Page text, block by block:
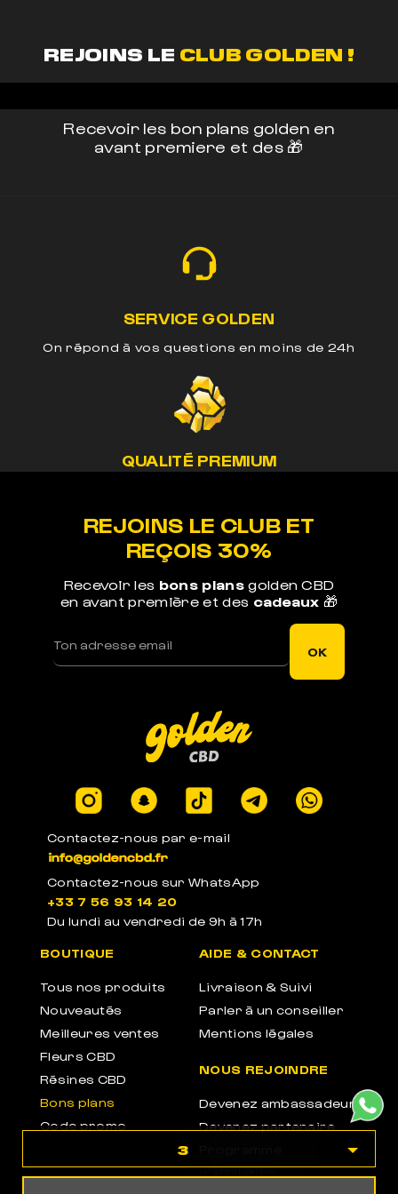
3
REJOINS LE CLUB GOLDEN !
Recevoir les bon plans golden en
avant premiere et des 🎁
SERVICE GOLDEN
On répond à vos questions en moins de 24h
QUALITÉ PREMIUM
Votre commande est expédiée sous 1j ouvré
LEGAL EN EUROPE
Produits certifiés en laboratoires à -0.3% de
THC
PACKAGE ANONYME
Contactez-nous par e-mail
Contactez-nous sur WhatsApp
+33 7 56 93 14 20
Du lundi au vendredi de 9h à 17h
BOUTIQUE
Tous nos produits
Nouveautés
Meilleures ventes
Fleurs CBD
Résines CBD
Bons plans
Code promo
AIDE & CONTACT
Livraison & Suivi
Parler à un conseiller
Mentions légales
NOUS REJOINDRE
Devenez ambassadeur
Devenez partenaire
d'affiliation
REJOINS LE CLUB ET
REÇOIS 30%
Recevoir les bons plansgolden CBD
en avant première et des cadeaux 🎁
OK